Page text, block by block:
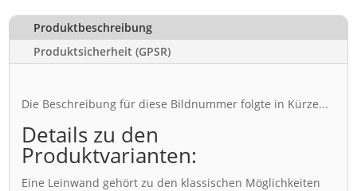
Produktbeschreibung
Produktsicherheit (GPSR)
Die Beschreibung für diese Bildnummer folgte in Kürze...
Details zu den
Produktvarianten:
Eine Leinwand gehört zu den klassischen Möglichkeiten